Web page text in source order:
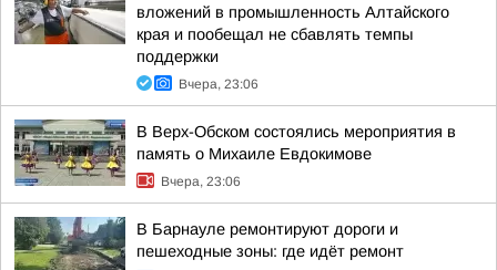
вложений в промышленность Алтайского
края и пообещал не сбавлять темпы
поддержки
Вчера, 23:06
В Верх-Обском состоялись мероприятия в
память о Михаиле Евдокимове
Вчера, 23:06
В Барнауле ремонтируют дороги и
пешеходные зоны: где идёт ремонт